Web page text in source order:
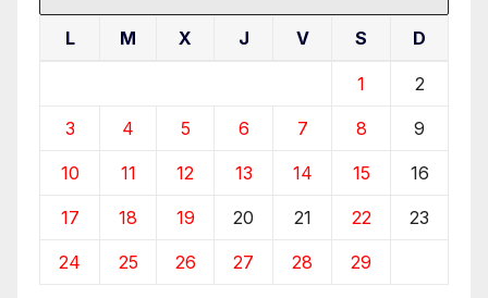
L M X J V S D
1 2
3 4 5 6 7 8 9
10 11 12 13 14 15 16
17 18 19 20 21 22 23
24 25 26 27 28 29